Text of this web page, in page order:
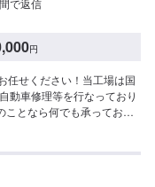
円
任せください！当工場は国
動車修理等を行なっており
ことなら何でも承っており
□無料の代車ご利用くださ